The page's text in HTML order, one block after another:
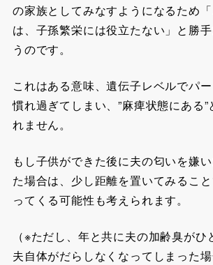
の家族としてみなすようになるため
は、子孫繁栄には役立たない」と勝
うのです。
これはある意味、遺伝子レベルでパ
慣れ過ぎてしまい、”麻痺状態にある”
れません。
もし子供ができた後に夫の匂いを嫌
た場合は、少し距離を置いてみるこ
ってくる可能性も考えられます。
（※ただし、年と共に夫の加齢臭がひ
夫自体がだらしなくなってしまった